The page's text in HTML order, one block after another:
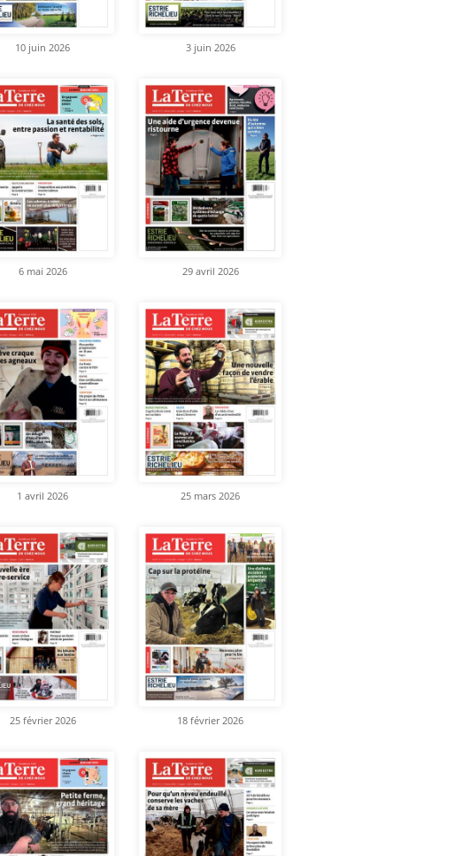
10 juin 2026 3 juin 2026
6 mai 2026 29 avril 2026
1 avril 2026 25 mars 2026
25 février 2026 18 février 2026